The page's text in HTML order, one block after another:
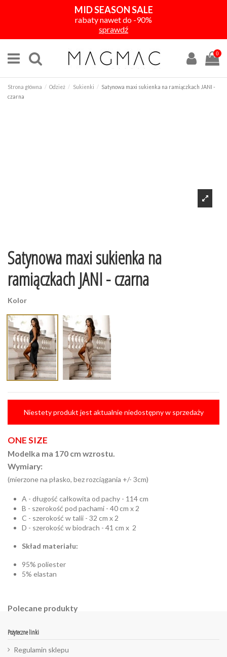
MID SEASON SALE
rabaty nawet do -90%
sprawdź
0
Strona główna Odzież Sukienki
Satynowa maxi sukienka na ramiączkach JANI -
czarna
Satynowa maxi sukienka na
ramiączkach JANI - czarna
Kolor
Niestety produkt jest aktualnie niedostępny w sprzedaży
ONE SIZE
Modelka ma 170 cm wzrostu.
Wymiary:
(mierzone na płasko, bez rozciągania +/- 3cm)
A - długość całkowita od pachy - 114 cm
B - szerokość pod pachami - 40 cm x 2
C - szerokość w talii - 32 cm x 2
D - szerokość w biodrach - 41 cm x 2
Skład materiału:
95% poliester
5% elastan
Polecane produkty
Pożyteczne linki
Regulamin sklepu